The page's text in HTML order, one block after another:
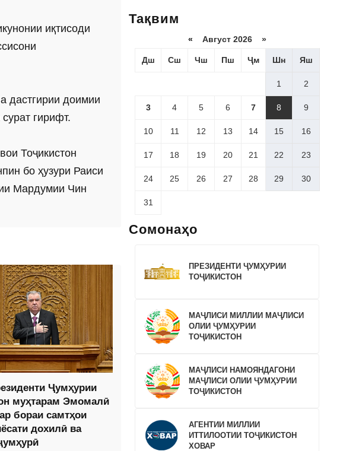
иқтисоди
дастгирии доимии
гирифт.
Тоҷикистон
бо ҳузури Раиси
Мардумии Чин
Ҷумҳурии
муҳтарам Эмомалӣ
бораи самтҳои
дохилӣ ва
Тақвим
« Август 2026 »
Дш Сш Чш Пш Ҷм Шн Яш
1 2
3 4 5 6 7 8 9
10 11 12 13 14 15 16
17 18 19 20 21 22 23
24 25 26 27 28 29 30
31
Сомонаҳо
ПРЕЗИДЕНТИ ҶУМҲУРИИ
ТОҶИКИСТОН
МАҶЛИСИ МИЛЛИИ МАҶЛИСИ
ОЛИИ ҶУМҲУРИИ
ТОҶИКИСТОН
МАҶЛИСИ НАМОЯНДАГОНИ
МАҶЛИСИ ОЛИИ ҶУМҲУРИИ
ТОҶИКИСТОН
АГЕНТИИ МИЛЛИИ
ИТТИЛООТИИ ТОҶИКИСТОН
ХОВАР